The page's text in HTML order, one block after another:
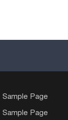
Sample Page
Sample Page